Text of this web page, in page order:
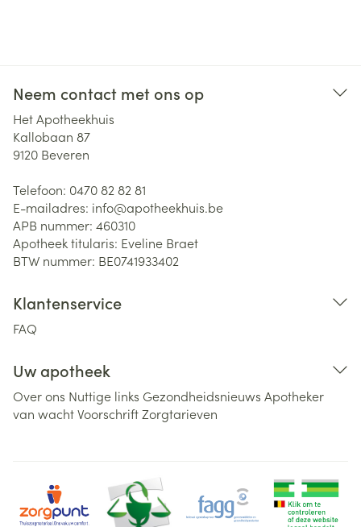
Neem contact met ons op
Het Apotheekhuis
Kallobaan 87
9120 Beveren
Telefoon: 0470 82 82 81
E-mailadres: info@apotheekhuis.be
APB nummer: 460310
Apotheek titularis: Eveline Braet
BTW nummer: BE0741933402
Klantenservice
FAQ
Uw apotheek
Over ons Nuttige links Gezondheidsnieuws Apotheker
van wachtVoorschriftZorgtarieven